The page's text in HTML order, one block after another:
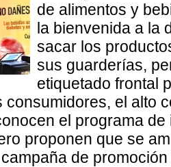
de alimentos y
la bienvenida a la
sacar los
sus guarderías,
etiquetado frontal
consumidores, el alto
el programa
proponen que se
de